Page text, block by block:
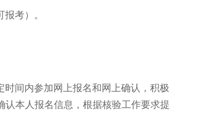
考）。
间内参加网上报名和网上确认，积极
本人报名信息，根据核验工作要求提